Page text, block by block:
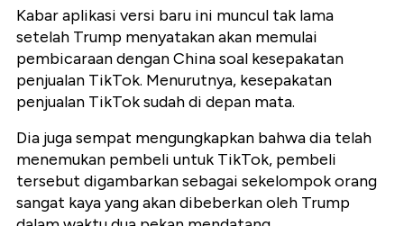
Kabar aplikasi versi baru ini muncul tak lama
setelah Trump menyatakan akan memulai
pembicaraan dengan China soal kesepakatan
penjualan TikTok. Menurutnya, kesepakatan
penjualan TikTok sudah di depan mata.
Dia juga sempat mengungkapkan bahwa dia telah
menemukan pembeli untuk TikTok, pembeli
tersebut digambarkan sebagai sekelompok orang
sangat kaya yang akan dibeberkan oleh Trump